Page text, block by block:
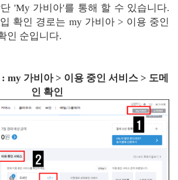
'My 가비아'를 통해 할 수 있습니다.
확인 경로는 my 가비아 > 이용 중인
인 순입니다.
my 가비아 > 이용 중인 서비스 > 도메
인 확인